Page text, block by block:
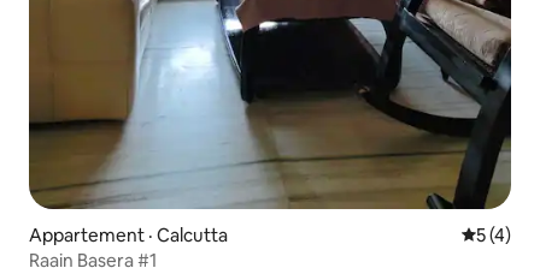
Appartement · Calcutta Note
5 (4)
Raain Basera #1